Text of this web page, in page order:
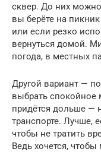
сквер. До них
вы берёте на
или если резко
вернуться домой.
погода, в местных
Другой вариант —
выбрать спокойное
придётся дольше —
транспорте. Лучше,
чтобы не тратить
Ведь хочется,